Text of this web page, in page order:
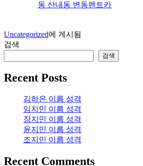
동 산내동 변동렌트카
Uncategorized에 게시됨
검색
검색
Recent Posts
김하은 이름 성격
임지민 이름 성격
장지민 이름 성격
윤지민 이름 성격
조지민 이름 성격
Recent Comments